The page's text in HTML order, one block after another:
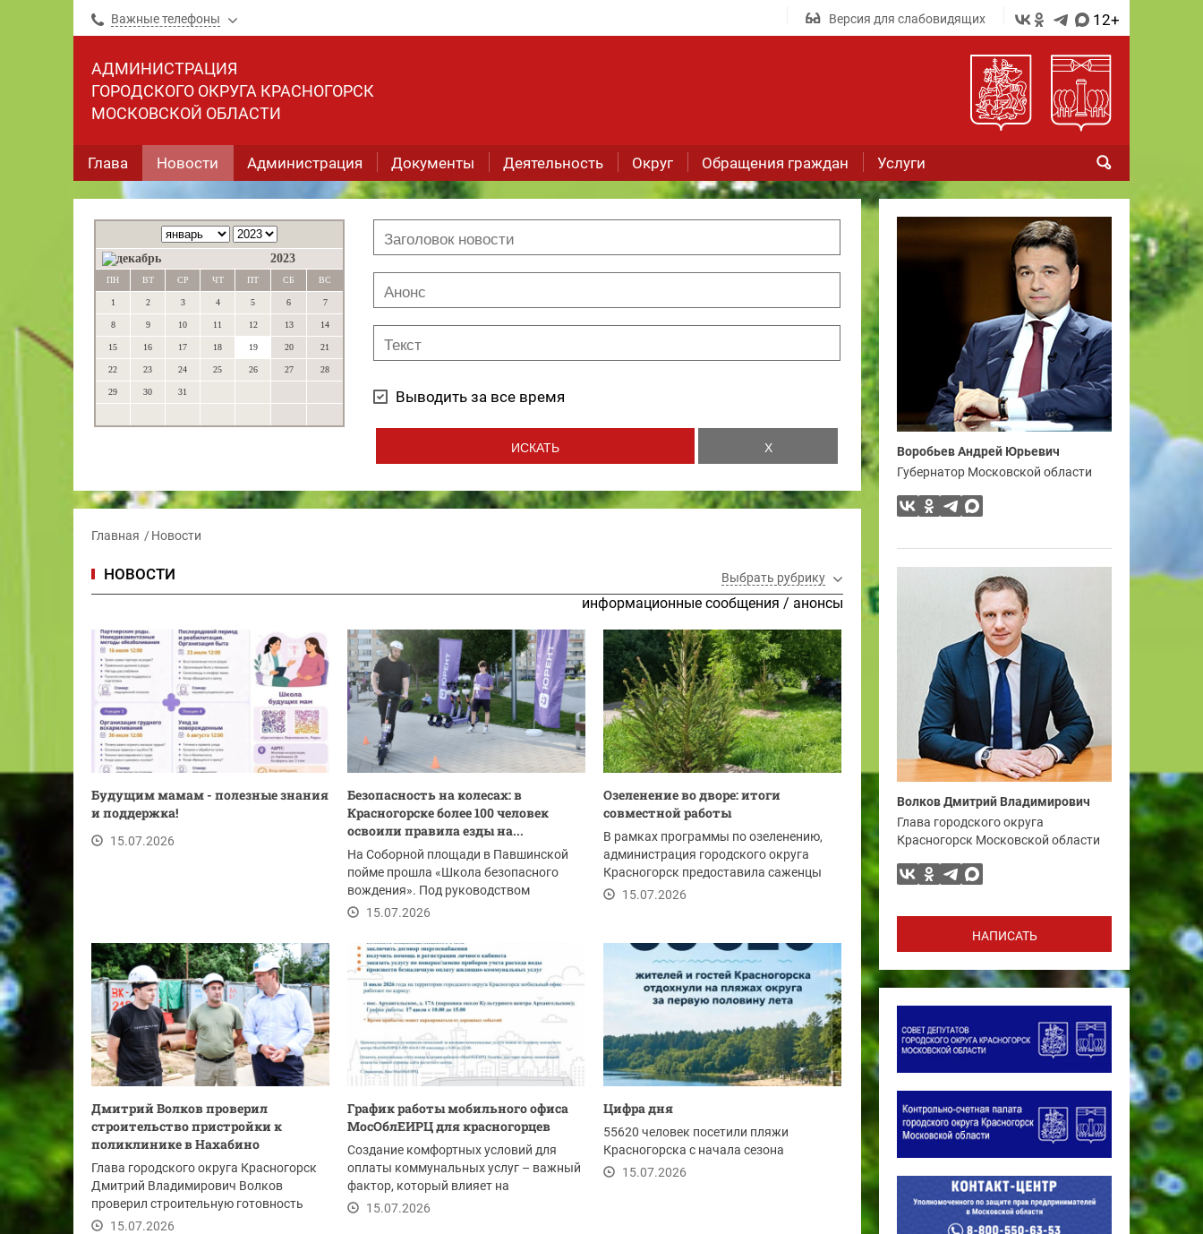
Важные телефоны Версия для слабовидящих 12+
АДМИНИСТРАЦИЯ
ГОРОДСКОГО ОКРУГА КРАСНОГОРСК
МОСКОВСКОЙ ОБЛАСТИ
Глава Новости Администрация Документы Деятельность Округ Обращения граждан Услуги
2023
ПН ВТ СР ЧТ ПТ СБ ВС
1 2 3 4 5 6 7
8 9 10 11 12 13 14
15 16 17 18 19 20 21
22 23 24 25 26 27 28
29 30 31 Выводить за все время
Главная Новости
НОВОСТИ Выбрать рубрику
информационные сообщения / анонсы
Будущим мамам - полезные знания
и поддержка!
15.07.2026
Безопасность на колесах: в
Красногорске более 100 человек
освоили правила езды на...
На Соборной площади в Павшинской
пойме прошла «Школа безопасного
вождения». Под руководством
опытных инструкторов...
15.07.2026
Озеленение во дворе: итоги
совместной работы
В рамках программы по озеленению,
администрация городского округа
Красногорск предоставила саженцы
жителям дома по...
15.07.2026
Дмитрий Волков проверил
строительство пристройки к
поликлинике в Нахабино
Глава городского округа Красногорск
Дмитрий Владимирович Волков
проверил строительную готовность
пристройки к...
15.07.2026
График работы мобильного офиса
МосОблЕИРЦ для красногорцев
Создание комфортных условий для
оплаты коммунальных услуг – важный
фактор, который влияет на
своевременность...
15.07.2026
Цифра дня
55620 человек посетили пляжи
Красногорска с начала сезона
15.07.2026
Воробьев Андрей Юрьевич
Губернатор Московской области
Волков Дмитрий Владимирович
Глава городского округа
Красногорск Московской области
НАПИСАТЬ